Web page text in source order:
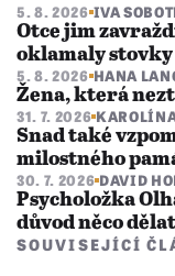
5. 8. 2026 IVA
Otce jim
oklamaly
5. 8. 2026 HANA
Žena, která
31. 7. 2026
Snad také
milostného
30. 7. 2026 DAVID
Psycholožka
důvod něco
SOUVISEJÍCÍ